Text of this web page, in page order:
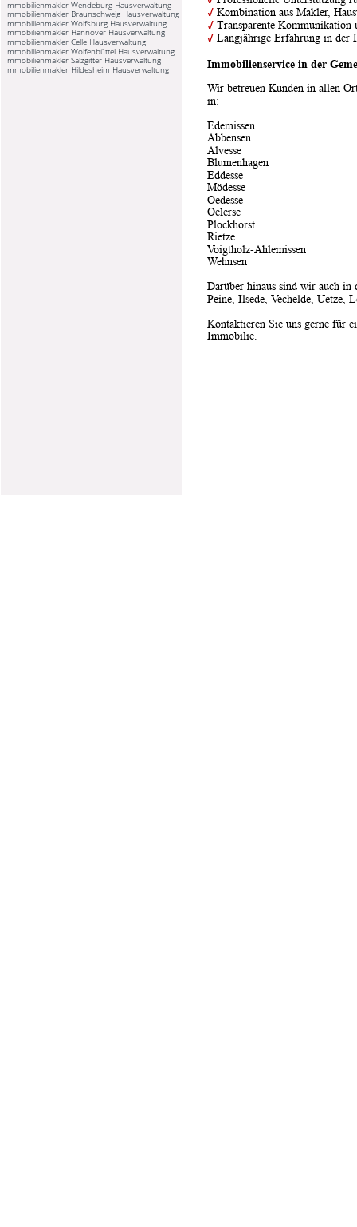
Immobilienmakler Wendeburg Hausverwaltung
Immobilienmakler Braunschweig Hausverwaltung
Immobilienmakler Wolfsburg Hausverwaltung
Immobilienmakler Hannover Hausverwaltung
Immobilienmakler Celle Hausverwaltung
Immobilienmakler Wolfenbüttel Hausverwaltung
Immobilienmakler Salzgitter Hausverwaltung
Immobilienmakler Hildesheim Hausverwaltung
✓ Kombination aus Makler,
✓ Transparente Kommunikation
✓ Langjährige Erfahrung in der
Immobilienservice in der
Wir betreuen Kunden in allen
in:
Edemissen
Abbensen
Alvesse
Blumenhagen
Eddesse
Mödesse
Oedesse
Oelerse
Plockhorst
Rietze
Voigtholz-Ahlemissen
Wehnsen
Darüber hinaus sind wir auch in
Peine, Ilsede, Vechelde, Uetze,
Kontaktieren Sie uns gerne für
Immobilie.